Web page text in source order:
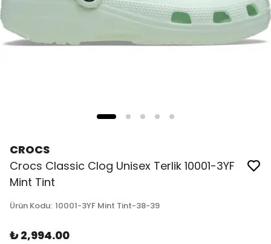
CROCS
Crocs Classic Clog Unisex Terlik 10001-3YF
Mint Tint
Ürün Kodu: 10001-3YF Mint Tint-38-39
₺ 2,994.00